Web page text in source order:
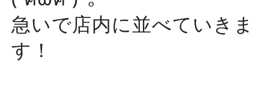
急いで店内に並べていきま
す！